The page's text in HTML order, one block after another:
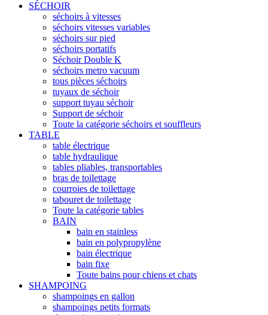
SÉCHOIR
séchoirs à vitesses
séchoirs vitesses variables
séchoirs sur pied
séchoirs portatifs
Séchoir Double K
séchoirs metro vacuum
tous pièces séchoirs
tuyaux de séchoir
support tuyau séchoir
Support de séchoir
Toute la catégorie séchoirs et souffleurs
TABLE
table électrique
table hydraulique
tables pliables, transportables
bras de toilettage
courroies de toilettage
tabouret de toilettage
Toute la catégorie tables
BAIN
bain en stainless
bain en polypropylène
bain électrique
bain fixe
Toute bains pour chiens et chats
SHAMPOING
shampoings en gallon
shampoings petits formats